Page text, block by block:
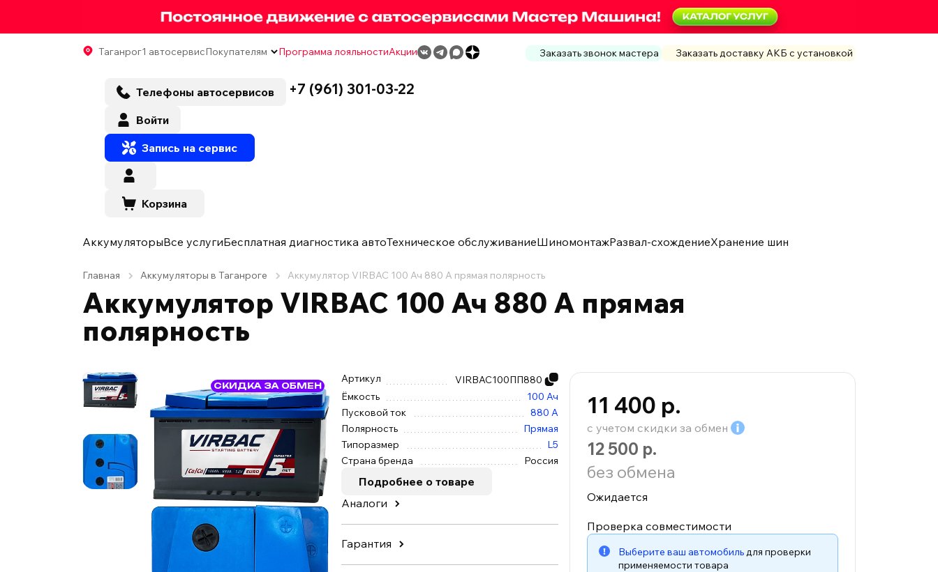
Таганрог1 автосервисПокупателям Программа лояльностиАкции Заказать звонок мастера Заказать доставку АКБ с установкой
Телефоны автосервисов +7 (961) 301-03-22
Войти
Запись на сервис
Корзина
АккумуляторыВсе услугиБесплатная диагностика автоТехническое обслуживаниеШиномонтажРазвал-схождениеХранение шин
Главная Аккумуляторы в Таганроге Аккумулятор VIRBAC 100 Ач 880 А прямая полярность
Аккумулятор VIRBAC 100 Ач 880 А прямая
полярность
СКИДКА ЗА ОБМЕН
Артикул
VIRBAC100ПП880
Ёмкость
100 Ач
Пусковой ток
880 А
Полярность
Прямая
Типоразмер
L5
Страна бренда
Россия
Подробнее о товаре
Аналоги
Гарантия
11 400 р.
с учетом скидки за обмен
12 500 р.
без обмена
Ожидается
Проверка совместимости
Выберите ваш автомобиль для проверки
применяемости товара